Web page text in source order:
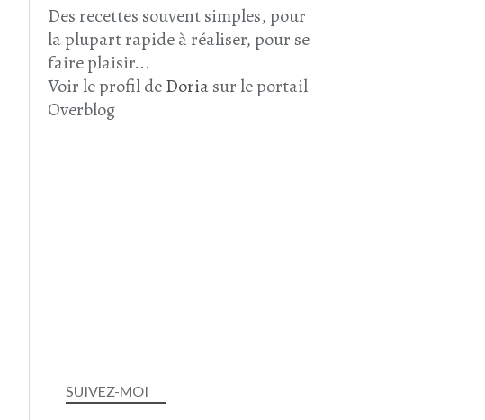
SUIVEZ-MOI
Des recettes souvent simples, pour
la plupart rapide à réaliser, pour se
faire plaisir...
Voir le profil deDoriasur le portail
Overblog